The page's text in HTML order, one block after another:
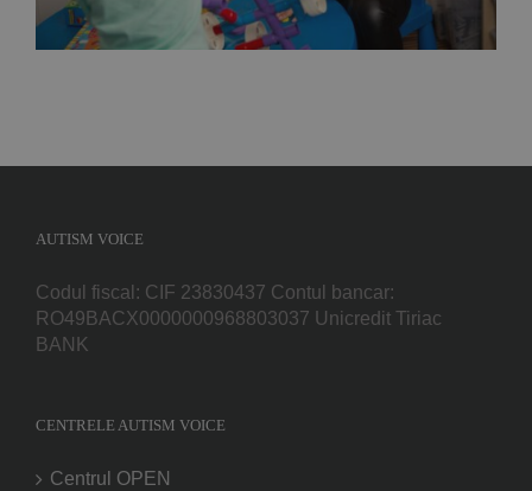
AUTISM VOICE
Codul fiscal: CIF 23830437 Contul bancar:
RO49BACX0000000968803037 Unicredit Tiriac
BANK
CENTRELE AUTISM VOICE
Centrul OPEN